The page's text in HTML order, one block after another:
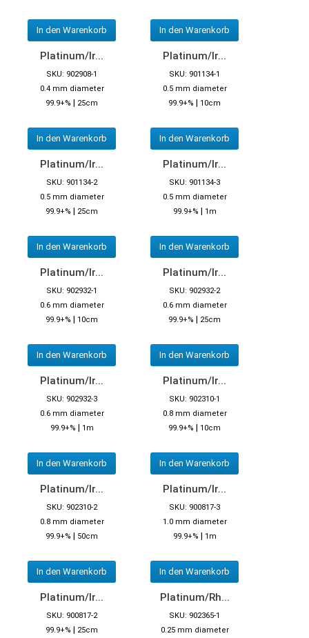
In den Warenkorb In den Warenkorb
Platinum/Ir...
SKU: 902908-1
0.4 mm diameter
99.9+% | 25cm
In den Warenkorb
Platinum/Ir...
SKU: 901134-1
0.5 mm diameter
99.9+% | 10cm
In den Warenkorb
Platinum/Ir...
SKU: 901134-2
0.5 mm diameter
99.9+% | 25cm
In den Warenkorb
Platinum/Ir...
SKU: 901134-3
0.5 mm diameter
99.9+% | 1m
In den Warenkorb
Platinum/Ir...
SKU: 902932-1
0.6 mm diameter
99.9+% | 10cm
In den Warenkorb
Platinum/Ir...
SKU: 902932-2
0.6 mm diameter
99.9+% | 25cm
In den Warenkorb
Platinum/Ir...
SKU: 902932-3
0.6 mm diameter
99.9+% | 1m
In den Warenkorb
Platinum/Ir...
SKU: 902310-1
0.8 mm diameter
99.9+% | 10cm
In den Warenkorb
Platinum/Ir...
SKU: 902310-2
0.8 mm diameter
99.9+% | 50cm
In den Warenkorb
Platinum/Ir...
SKU: 900817-3
1.0 mm diameter
99.9+% | 1m
In den Warenkorb
Platinum/Ir...
SKU: 900817-2
99.9+% | 25cm
Platinum/Rh...
SKU: 902365-1
0.25 mm diameter